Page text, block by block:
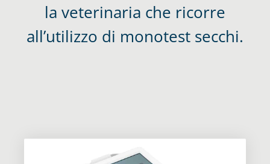
la veterinaria che ricorre
all’utilizzo di monotest secchi.